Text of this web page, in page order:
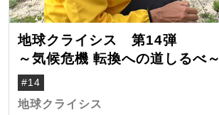
地球クライシス 第14弾
～気候危機 転換への道しるべ～
#14
地球クライシス